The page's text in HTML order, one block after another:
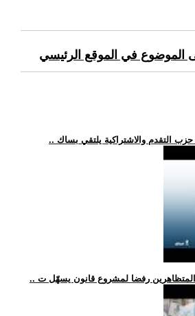
الموضوع في الموقع الرئيسي
التقدم والاشتراكية يلتقي بساك
المتظاهرين رفضا لمشروع قانون يسهّل ت